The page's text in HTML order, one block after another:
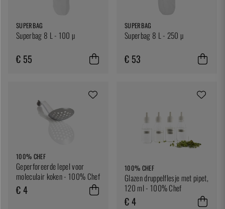
SUPERBAG
Superbag 8 L - 100 µ
€ 55
SUPERBAG
Superbag 8 L - 250 µ
€ 53
100% CHEF
Geperforeerde lepel voor
moleculair koken - 100% Chef
€ 4
100% CHEF
Glazen druppelflesje met pipet,
120 ml - 100% Chef
€ 4